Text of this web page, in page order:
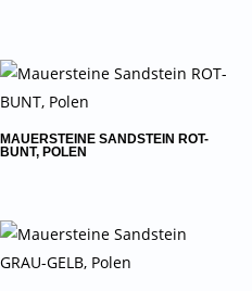
MAUERSTEINE SANDSTEIN ROT-
BUNT, POLEN